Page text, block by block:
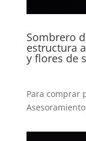
Sombrero
estructura
y flores de
Para comprar